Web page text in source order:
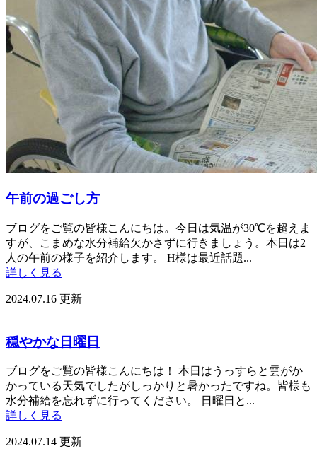
午前の過ごし方
ブログをご覧の皆様こんにちは。今日は気温が30℃を超えま
すが、こまめな水分補給欠かさずに行きましょう。本日は2
人の午前の様子を紹介します。 H様は最近話題...
詳しく見る
2024.07.16 更新
穏やかな日曜日
ブログをご覧の皆様こんにちは！ 本日はうっすらと雲がか
かっている天気でしたがしっかりと暑かったですね。皆様も
水分補給を忘れずに行ってください。 日曜日と...
詳しく見る
2024.07.14 更新